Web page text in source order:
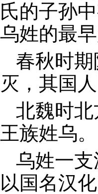
氏的子孙
乌姓的最早
春秋时
灭，其国
北魏时
王族姓乌。
乌姓一
以国名汉